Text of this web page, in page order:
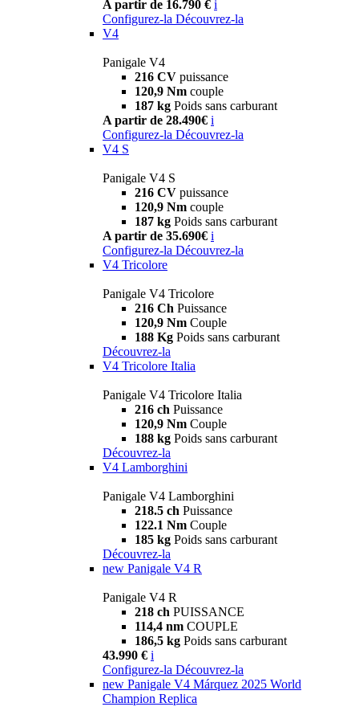
A partir de 16.790 € i
Configurez-la Découvrez-la
V4
Panigale V4
216 CV puissance
120,9 Nm couple
187 kg Poids sans carburant
A partir de 28.490€ i
Configurez-la Découvrez-la
V4 S
Panigale V4 S
216 CV puissance
120,9 Nm couple
187 kg Poids sans carburant
A partir de 35.690€ i
Configurez-la Découvrez-la
V4 Tricolore
Panigale V4 Tricolore
216 Ch Puissance
120,9 Nm Couple
188 Kg Poids sans carburant
Découvrez-la
V4 Tricolore Italia
Panigale V4 Tricolore Italia
216 ch Puissance
120,9 Nm Couple
188 kg Poids sans carburant
Découvrez-la
V4 Lamborghini
Panigale V4 Lamborghini
218.5 ch Puissance
122.1 Nm Couple
185 kg Poids sans carburant
Découvrez-la
new Panigale V4 R
Panigale V4 R
218 ch PUISSANCE
114,4 nm COUPLE
186,5 kg Poids sans carburant
43.990 € i
Configurez-la Découvrez-la
new Panigale V4 Márquez 2025 World
Champion Replica